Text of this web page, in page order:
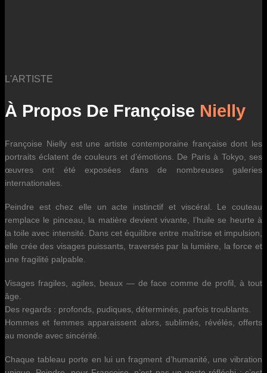
L'ARTISTE
À Propos De Françoise Nielly
Françoise Nielly est une artiste contemporaine française dont les
portraits éclatent de couleurs et d’émotions. De Paris à Tokyo, ses
œuvres ont été exposées dans de nombreuses galeries
internationales.
Peindre est chez elle un acte instinctif et viscéral. Le couteau
remplace le pinceau, la matière devient vivante, l’huile se heurte à
la toile avec intensité. Dans cet équilibre entre maîtrise et impulsion,
elle crée des visages puissants, traversés par la lumière, la force et
une fragilité palpable.
Visages fragiles, agiles, beaux — de face comme de profil, à tout
âge.
Des regards : profonds, pudiques, déterminés, parfois troublants.
Hommes et femmes apparaissent alors, sublimés, révélés, offerts
au monde avec sincérité.
Chaque tableau porte en lui un fragment d’humanité, une vibration